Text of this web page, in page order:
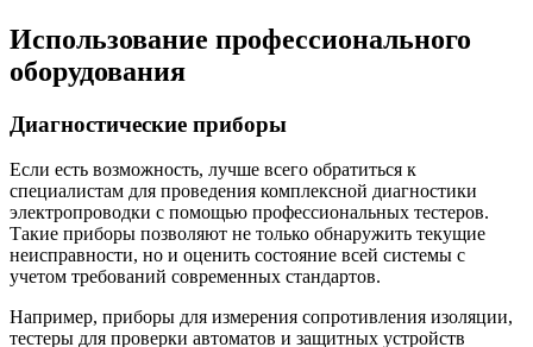
Использование профессионального
оборудования
Диагностические приборы
Если есть возможность, лучше всего обратиться к
специалистам для проведения комплексной диагностики
электропроводки с помощью профессиональных тестеров.
Такие приборы позволяют не только обнаружить текущие
неисправности, но и оценить состояние всей системы с
учетом требований современных стандартов.
Например, приборы для измерения сопротивления изоляции,
тестеры для проверки автоматов и защитных устройств